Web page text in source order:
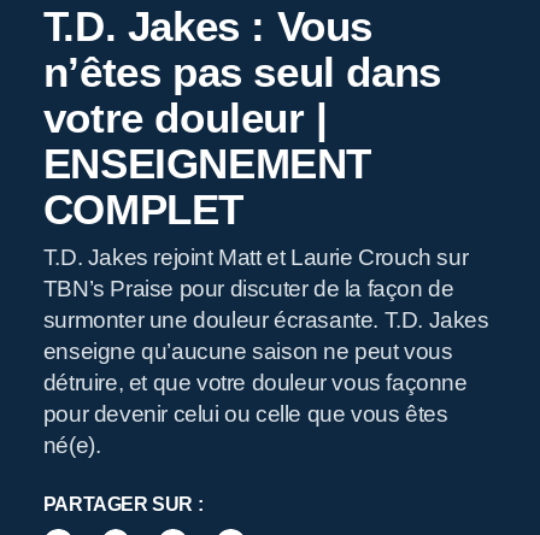
T.D. Jakes : Vous
n’êtes pas seul dans
votre douleur |
ENSEIGNEMENT
COMPLET
T.D. Jakes rejoint Matt et Laurie Crouch sur
TBN’s Praise pour discuter de la façon de
surmonter une douleur écrasante. T.D. Jakes
enseigne qu’aucune saison ne peut vous
détruire, et que votre douleur vous façonne
pour devenir celui ou celle que vous êtes
né(e).
PARTAGER SUR :